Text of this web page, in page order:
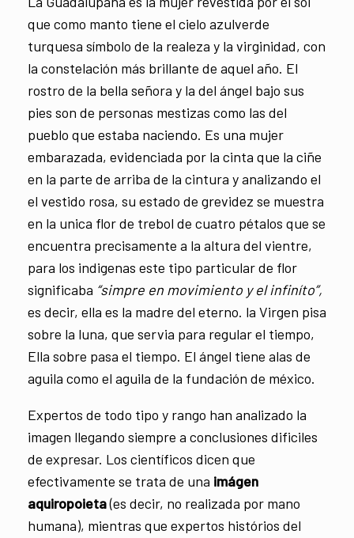
que como manto tiene el cielo azulverde
turquesa símbolo de la realeza y la virginidad, con
la constelación más brillante de aquel año. El
rostro de la bella señora y la del ángel bajo sus
pies son de personas mestizas como las del
pueblo que estaba naciendo. Es una mujer
embarazada, evidenciada por la cinta que la ciñe
en la parte de arriba de la cintura y analizando el
el vestido rosa, su estado de grevidez se muestra
en la unica flor de trebol de cuatro pétalos que se
encuentra precisamente a la altura del vientre,
para los indigenas este tipo particular de flor
significaba “simpre en movimiento y el infiníto”,
es decir, ella es la madre del eterno. la Virgen pisa
sobre la luna, que servia para regular el tiempo,
Ella sobre pasa el tiempo. El ángel tiene alas de
aguila como el aguila de la fundación de méxico.
Expertos de todo tipo y rango han analizado la
imagen llegando siempre a conclusiones dificiles
de expresar. Los científicos dicen que
efectivamente se trata de una imágen
aquiropoieta(es decir, no realizada por mano
humana), mientras que expertos histórios del